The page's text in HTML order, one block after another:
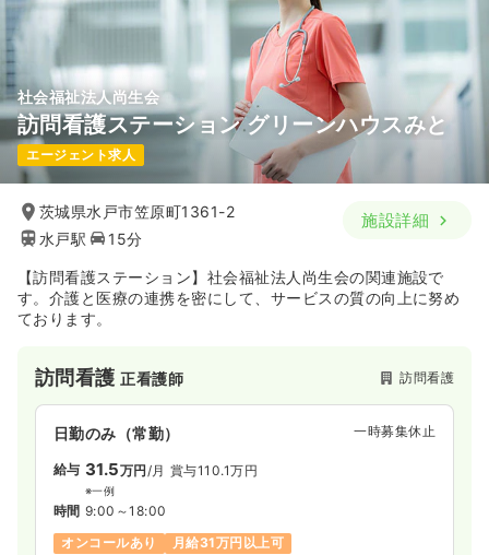
詳細を見る
社会福祉法人尚生会
訪問看護ステーション グリーンハウスみと
エージェント求人
茨城県水戸市笠原町1361-2
水戸駅
15分
施設詳細
【訪問看護ステーション】社会福祉法人尚生会の関連施設で
す。介護と医療の連携を密にして、サービスの質の向上に努め
ております。
訪問看護正看護師 訪問看護
日勤のみ（常勤） 一時募集休止
給与 31.5万円/月 賞与110.1万円
※一例
時間 9:00～18:00
オンコールあり
月給31万円以上可